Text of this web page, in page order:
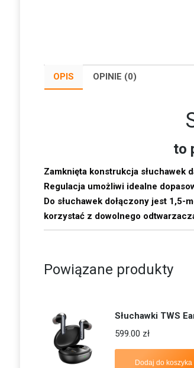
OPIS OPINIE (0)
to
Zamknięta konstrukcja słuchawek
Regulacja umożliwi idealne
Do słuchawek dołączony jest
korzystać z dowolnego
Powiązane produkty
Słuchawki TWS
599.00 zł
Dodaj do koszyka